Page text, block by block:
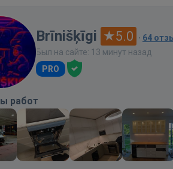
Brīnišķīgi 5.0 · 64
Был на сайте: 13 минут назад
PRO
работ